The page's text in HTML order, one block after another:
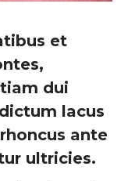
et
dui
lacus
ante
ultricies.